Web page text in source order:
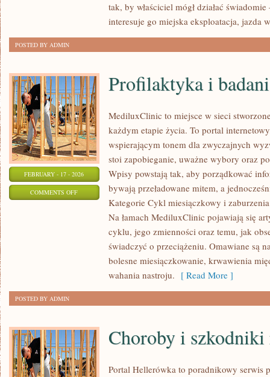
PERSONALIZACJAtak, by właściciel mógł działać
interesuje go miejska eksploatacja, jazda
POSTED BY ADMIN
FEBRUARY - 17 - 2026
COMMENTS OFFON
PROFILAKTYKA
KONTROLNE
Profilaktyka i
MediluxClinic to miejsce w sieci
każdym etapie życia. To portal
wspierającym tonem dla zwyczajnych
stoi zapobieganie, uważne wybory oraz
Wpisy powstają tak, aby porządkować
bywają przeładowane mitem, a
Kategorie Cykl miesiączkowy i
Na łamach MediluxClinic pojawiają się
cyklu, jego zmienności oraz temu, jak
świadczyć o przeciążeniu. Omawiane są
bolesne miesiączkowanie, krwawienia
wahania nastroju. [ Read More ]
POSTED BY ADMIN
Choroby i
Portal Hellerówka to poradnikowy serwis